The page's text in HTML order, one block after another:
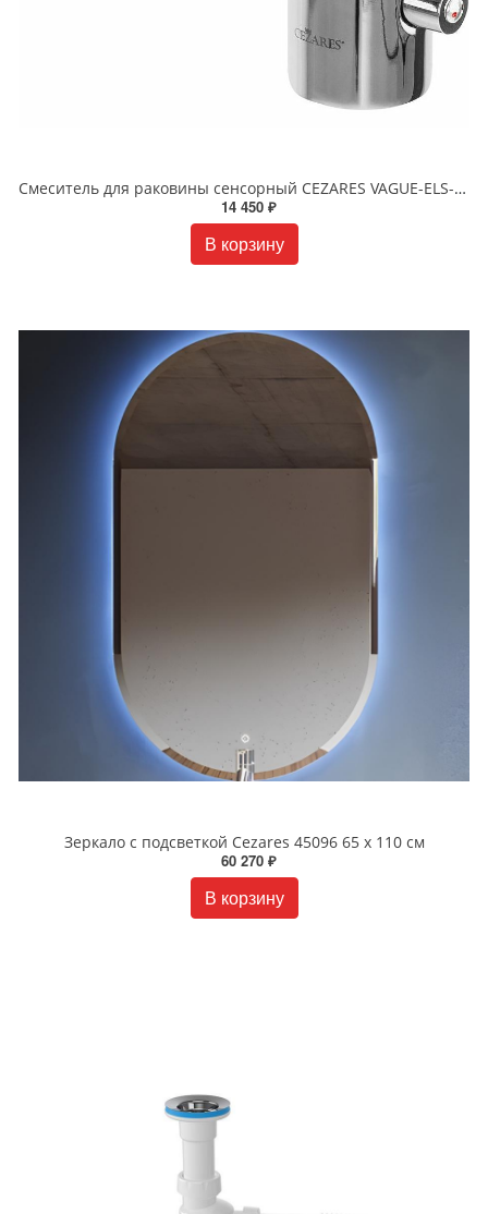
Смеситель для раковины сенсорный CEZARES VAGUE-ELS-01-W0 CEZARES VAGUE-ELS-01-W0 хром
14 450 ₽
В корзину
Зеркало с подсветкой Cezares 45096 65 х 110 см
60 270 ₽
В корзину